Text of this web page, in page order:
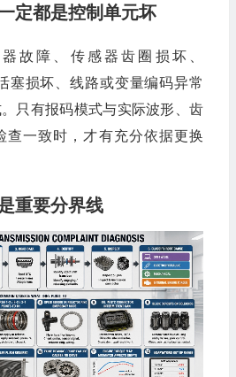
定都是控制单元坏
故障、传感器齿圈损坏、
塞损坏、线路或变量编码异常
只有报码模式与实际波形、齿
查一致时，才有充分依据更换
重要分界线